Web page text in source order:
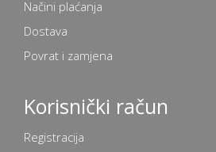
Načini plaćanja
Dostava
Povrat i zamjena
Korisnički račun
Registracija